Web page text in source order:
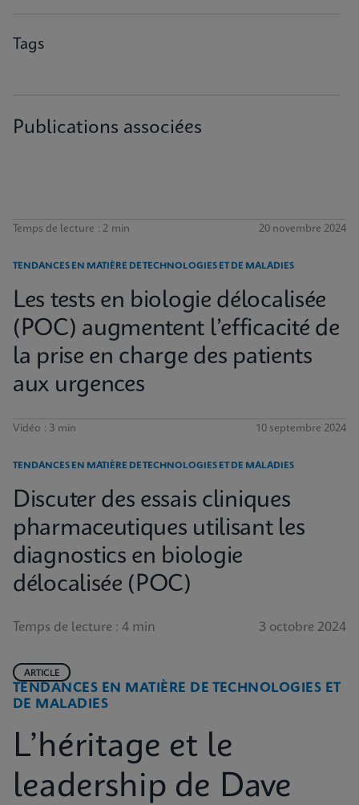
Tags
Publications associées
Temps de lecture : 2 min 20 novembre 2024
TENDANCES EN MATIÈRE DE TECHNOLOGIES ET DE MALADIES
Les tests en biologie délocalisée
(POC) augmentent l’efficacité de
la prise en charge des patients
aux urgences
Vidéo : 3 min 10 septembre 2024
TENDANCES EN MATIÈRE DE TECHNOLOGIES ET DE MALADIES
Discuter des essais cliniques
pharmaceutiques utilisant les
diagnostics en biologie
délocalisée (POC)
Temps de lecture : 4 min 3 octobre 2024
TENDANCES EN MATIÈRE DE TECHNOLOGIES ET
DE MALADIES
ARTICLE
L’héritage et le
leadership de Dave